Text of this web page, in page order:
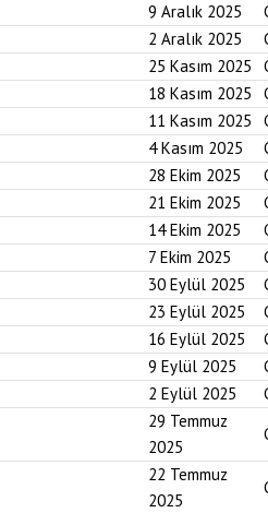
9 Aralık 2025
2 Aralık 2025
25 Kasım 2025
18 Kasım 2025
11 Kasım 2025
4 Kasım 2025
28 Ekim 2025
21 Ekim 2025
14 Ekim 2025
7 Ekim 2025
30 Eylül 2025
23 Eylül 2025
16 Eylül 2025
9 Eylül 2025
2 Eylül 2025
29 Temmuz
2025
22 Temmuz
2025